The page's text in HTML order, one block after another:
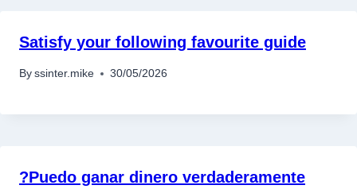
Satisfy your following favourite guide
By ssinter.mike 30/05/2026
?Puedo ganar dinero verdaderamente